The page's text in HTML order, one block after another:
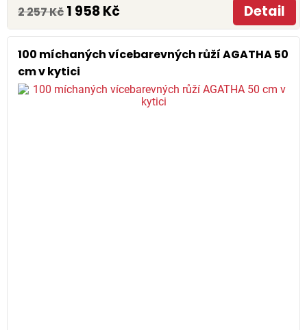
2 257 Kč 1 958 Kč Detail
100 míchaných vícebarevných růží AGATHA 50
cm v kytici